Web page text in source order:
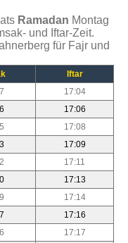
Ramadan Montag
und Iftar-Zeit.
für Fajr und
Iftar
17:04
17:06
17:08
17:09
17:11
17:13
17:14
17:16
17:17